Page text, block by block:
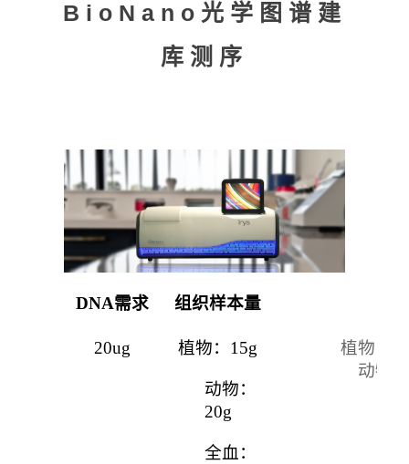
BioNano光学图谱建
库测序
DNA需求 组织样本量
20ug 植物： 15g
动物：
20g
全血：
植物：
动物